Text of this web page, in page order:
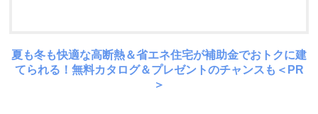
夏も冬も快適な高断熱＆省エネ住宅が補助金でおトクに建
てられる！無料カタログ＆プレゼントのチャンスも＜PR
＞